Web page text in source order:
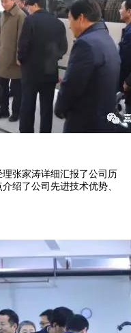
张家涛详细汇报了公司历
绍了公司先进技术优势、